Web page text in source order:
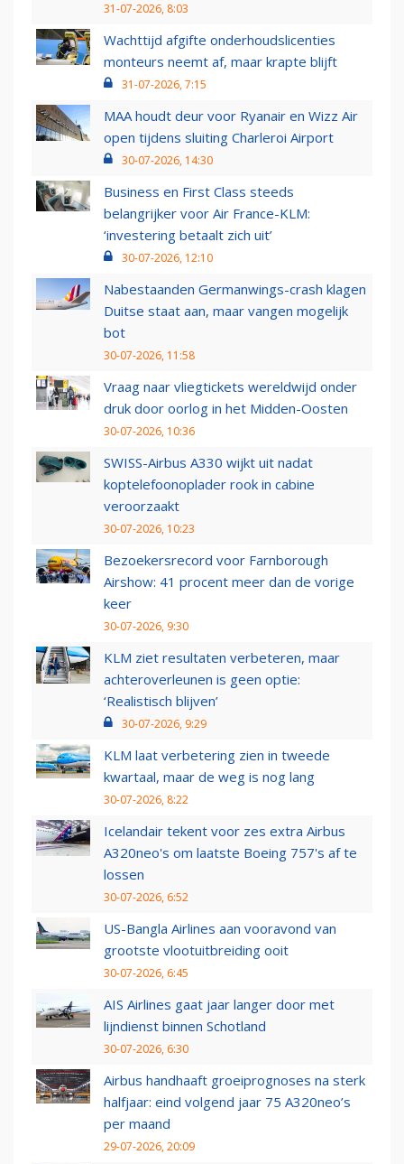
31-07-2026, 8:03
Wachttijd afgifte onderhoudslicenties
monteurs neemt af, maar krapte blijft
31-07-2026, 7:15
MAA houdt deur voor Ryanair en Wizz Air
open tijdens sluiting Charleroi Airport
30-07-2026, 14:30
Business en First Class steeds
belangrijker voor Air France-KLM:
‘investering betaalt zich uit’
30-07-2026, 12:10
Nabestaanden Germanwings-crash klagen
Duitse staat aan, maar vangen mogelijk
bot
30-07-2026, 11:58
Vraag naar vliegtickets wereldwijd onder
druk door oorlog in het Midden-Oosten
30-07-2026, 10:36
SWISS-Airbus A330 wijkt uit nadat
koptelefoonoplader rook in cabine
veroorzaakt
30-07-2026, 10:23
Bezoekersrecord voor Farnborough
Airshow: 41 procent meer dan de vorige
keer
30-07-2026, 9:30
KLM ziet resultaten verbeteren, maar
achteroverleunen is geen optie:
‘Realistisch blijven’
30-07-2026, 9:29
KLM laat verbetering zien in tweede
kwartaal, maar de weg is nog lang
30-07-2026, 8:22
Icelandair tekent voor zes extra Airbus
A320neo's om laatste Boeing 757's af te
lossen
30-07-2026, 6:52
US-Bangla Airlines aan vooravond van
grootste vlootuitbreiding ooit
30-07-2026, 6:45
AIS Airlines gaat jaar langer door met
lijndienst binnen Schotland
30-07-2026, 6:30
Airbus handhaaft groeiprognoses na sterk
halfjaar: eind volgend jaar 75 A320neo’s
per maand
29-07-2026, 20:09